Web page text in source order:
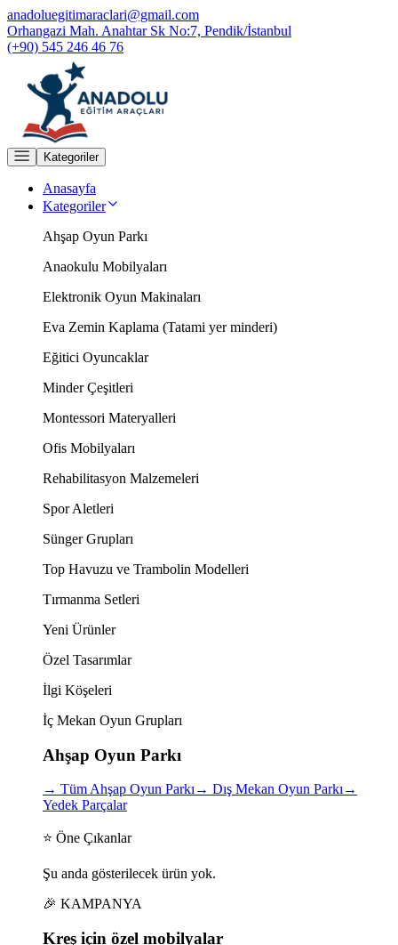
anadoluegitimaraclari@gmail.com
Orhangazi Mah. Anahtar Sk No:7, Pendik/İstanbul
(+90) 545 246 46 76
Kategoriler
Anasayfa
Kategoriler
Ahşap Oyun Parkı
Anaokulu Mobilyaları
Elektronik Oyun Makinaları
Eva Zemin Kaplama (Tatami yer minderi)
Eğitici Oyuncaklar
Minder Çeşitleri
Montessori Materyalleri
Ofis Mobilyaları
Rehabilitasyon Malzemeleri
Spor Aletleri
Sünger Grupları
Top Havuzu ve Trambolin Modelleri
Tırmanma Setleri
Yeni Ürünler
Özel Tasarımlar
İlgi Köşeleri
İç Mekan Oyun Grupları
Ahşap Oyun Parkı
→ Tüm Ahşap Oyun Parkı→ Dış Mekan Oyun Parkı→
Yedek Parçalar
⭐ Öne Çıkanlar
Şu anda gösterilecek ürün yok.
🎉 KAMPANYA
Kreş için özel mobilyalar